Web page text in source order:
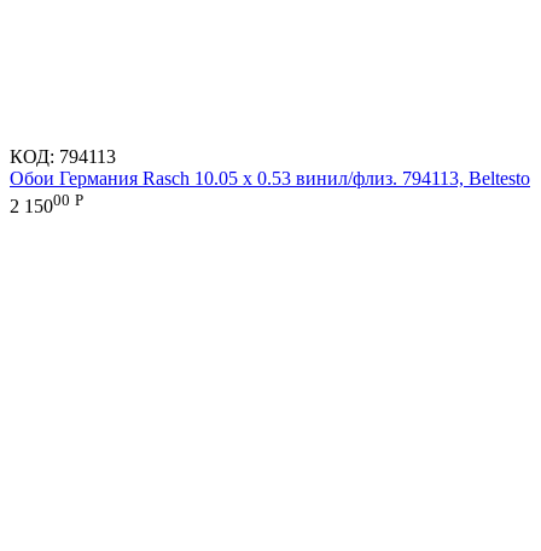
КОД: 794113
Обои Германия Rasch 10.05 х 0.53 винил/флиз. 794113, Beltesto
2 15000 Р